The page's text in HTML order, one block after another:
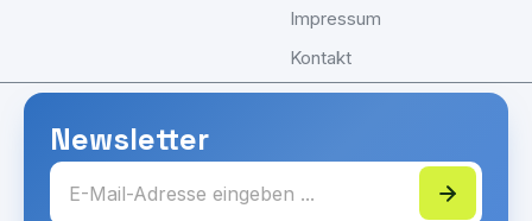
Impressum
Kontakt
Newsletter